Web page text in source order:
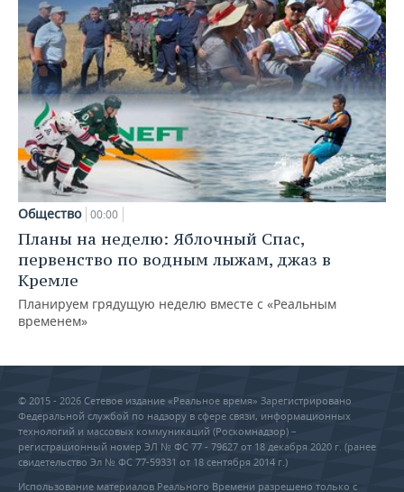
Общество 00:00
Планы на неделю: Яблочный Спас,
первенство по водным лыжам, джаз в
Кремле
Планируем грядущую неделю вместе с «Реальным
временем»
© 2015 - 2026 Сетевое издание «Реальное время» Зарегистрировано
Федеральной службой по надзору в сфере связи, информационных
технологий и массовых коммуникаций (Роскомнадзор) –
регистрационный номер ЭЛ № ФС 77 - 79627 от 18 декабря 2020 г. (ранее
свидетельство Эл № ФС 77-59331 от 18 сентября 2014 г.)
Использование материалов Реального Времени разрешено только с